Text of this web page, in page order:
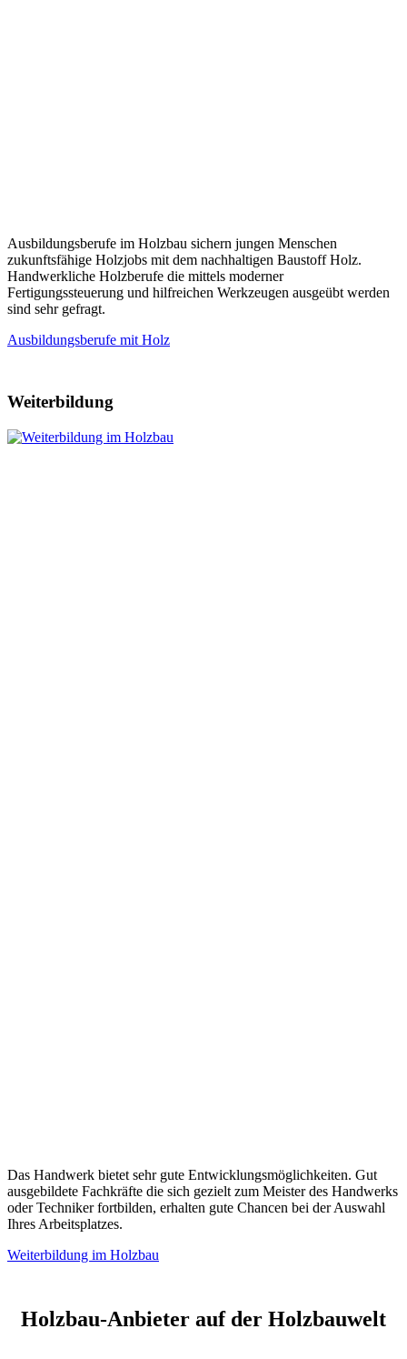
Ausbildungsberufe im Holzbau sichern jungen Menschen
zukunftsfähige Holzjobs mit dem nachhaltigen Baustoff Holz.
Handwerkliche Holzberufe die mittels moderner
Fertigungssteuerung und hilfreichen Werkzeugen ausgeübt werden
sind sehr gefragt.
Ausbildungsberufe mit Holz
Weiterbildung
Das Handwerk bietet sehr gute Entwicklungsmöglichkeiten. Gut
ausgebildete Fachkräfte die sich gezielt zum Meister des Handwerks
oder Techniker fortbilden, erhalten gute Chancen bei der Auswahl
Ihres Arbeitsplatzes.
Weiterbildung im Holzbau
Holzbau-Anbieter auf der Holzbauwelt